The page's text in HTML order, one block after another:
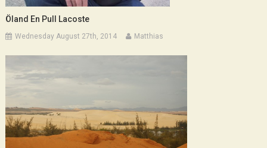
Öland En Pull Lacoste
Wednesday August 27th, 2014 Matthias